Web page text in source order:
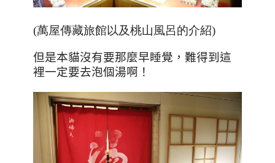
(萬屋傳藏旅館以及桃山風呂的介紹)
但是本貓沒有要那麼早睡覺，難得到這
裡一定要去泡個湯啊！